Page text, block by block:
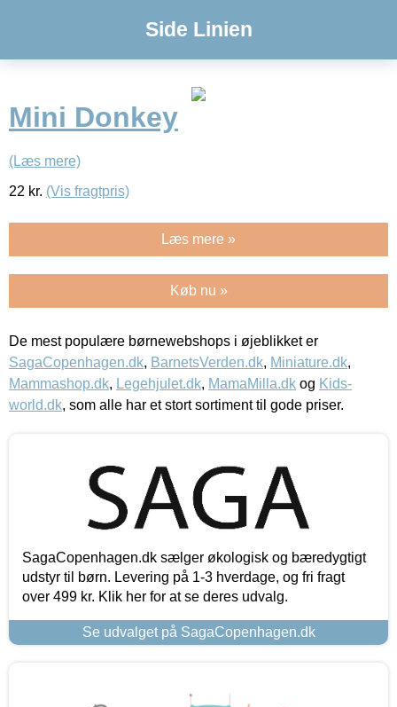
Side Linien
Mini Donkey
(Læs mere)
22 kr. (Vis fragtpris)
Læs mere »
Køb nu »
De mest populære børnewebshops i øjeblikket er
SagaCopenhagen.dk, BarnetsVerden.dk, Miniature.dk,
Mammashop.dk, Legehjulet.dk, MamaMilla.dk og Kids-
world.dk, som alle har et stort sortiment til gode priser.
SagaCopenhagen.dk sælger økologisk og bæredygtigt
udstyr til børn. Levering på 1-3 hverdage, og fri fragt
over 499 kr. Klik her for at se deres udvalg.
Se udvalget på SagaCopenhagen.dk